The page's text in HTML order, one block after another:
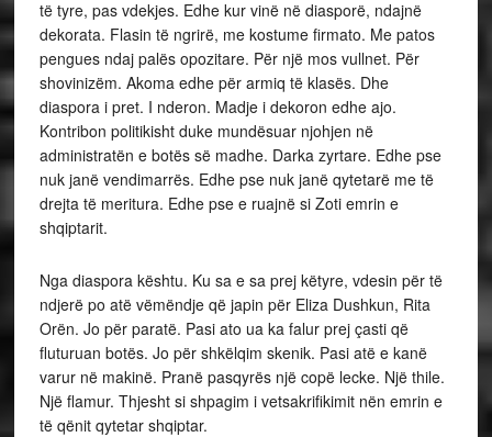
të tyre, pas vdekjes. Edhe kur vinë në diasporë, ndajnë
dekorata. Flasin të ngrirë, me kostume firmato. Me patos
pengues ndaj palës opozitare. Për një mos vullnet. Për
shovinizëm. Akoma edhe për armiq të klasës. Dhe
diaspora i pret. I nderon. Madje i dekoron edhe ajo.
Kontribon politikisht duke mundësuar njohjen në
administratën e botës së madhe. Darka zyrtare. Edhe pse
nuk janë vendimarrës. Edhe pse nuk janë qytetarë me të
drejta të meritura. Edhe pse e ruajnë si Zoti emrin e
shqiptarit.
Nga diaspora kështu. Ku sa e sa prej këtyre, vdesin për të
ndjerë po atë vëmëndje që japin për Eliza Dushkun, Rita
Orën. Jo për paratë. Pasi ato ua ka falur prej çasti që
fluturuan botës. Jo për shkëlqim skenik. Pasi atë e kanë
varur në makinë. Pranë pasqyrës një copë lecke. Një thile.
Një flamur. Thjesht si shpagim i vetsakrifikimit nën emrin e
të qënit qytetar shqiptar.